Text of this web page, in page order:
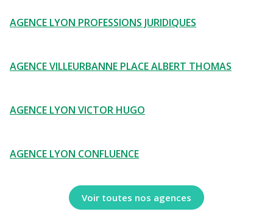
AGENCE LYON PROFESSIONS JURIDIQUES
AGENCE VILLEURBANNE PLACE ALBERT THOMAS
AGENCE LYON VICTOR HUGO
AGENCE LYON CONFLUENCE
Voir toutes nos agences